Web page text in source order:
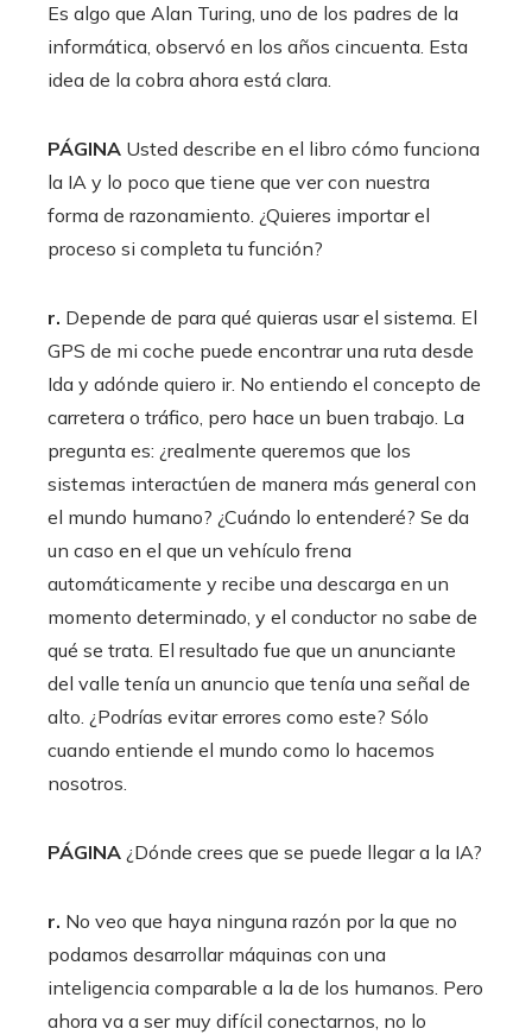
Es algo que Alan Turing, uno de los padres de la
informática, observó en los años cincuenta. Esta
idea de la cobra ahora está clara.
PÁGINA Usted describe en el libro cómo funciona
la IA y lo poco que tiene que ver con nuestra
forma de razonamiento. ¿Quieres importar el
proceso si completa tu función?
r. Depende de para qué quieras usar el sistema. El
GPS de mi coche puede encontrar una ruta desde
Ida y adónde quiero ir. No entiendo el concepto de
carretera o tráfico, pero hace un buen trabajo. La
pregunta es: ¿realmente queremos que los
sistemas interactúen de manera más general con
el mundo humano? ¿Cuándo lo entenderé? Se da
un caso en el que un vehículo frena
automáticamente y recibe una descarga en un
momento determinado, y el conductor no sabe de
qué se trata. El resultado fue que un anunciante
del valle tenía un anuncio que tenía una señal de
alto. ¿Podrías evitar errores como este? Sólo
cuando entiende el mundo como lo hacemos
nosotros.
PÁGINA ¿Dónde crees que se puede llegar a la IA?
r. No veo que haya ninguna razón por la que no
podamos desarrollar máquinas con una
inteligencia comparable a la de los humanos. Pero
ahora va a ser muy difícil conectarnos, no lo